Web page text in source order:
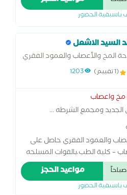
الغضروفي والآلام العصبية. أورام
الرأس والعمود الفقري. الصرع
لحالات ما بعد الجراحة
باسبقية الحضور
السيد الاشعل
المخ والأعصاب والعمود الفقري
(1 تقييم) 1203
مخ واعصاب
الجديد ومجمع الشرطه...
والعمود الفقري حاصل على
– كلية الطب،بالقوات المسلحه
أمراض المخ والأعصاب
الغضروفي والآلام العصبية. أورام
الرأس والعمود الفقري. الصرع
مواعيد الحجز
باسبقية الحضور